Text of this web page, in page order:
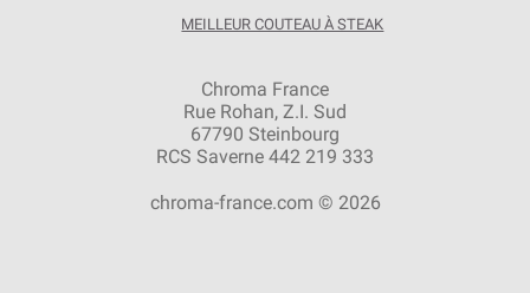
MEILLEUR COUTEAU À STEAK
Chroma France
Rue Rohan, Z.I. Sud
67790 Steinbourg
RCS Saverne 442 219 333
chroma-france.com © 2026